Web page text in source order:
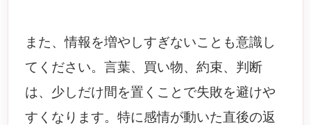
また、情報を増やしすぎないことも意識し
てください。言葉、買い物、約束、判断
は、少しだけ間を置くことで失敗を避けや
すくなります。特に感情が動いた直後の返